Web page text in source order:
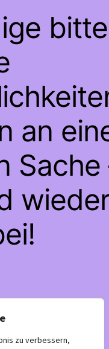
zu verbessern,
bitte
an
Sache